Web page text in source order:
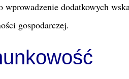
dodatkowych
gospodarczej.